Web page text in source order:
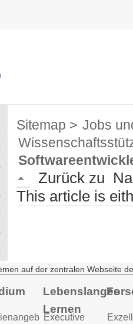
Sitemap > Jobs
Zurück zu
This article is
auf der zentralen Webseite
Lebenslanges
Lernen
Executive